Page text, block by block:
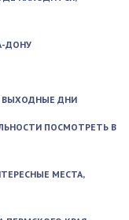
ДОНУ
ВЫХОДНЫЕ ДНИ
ПОСМОТРЕТЬ В
МЕСТА,